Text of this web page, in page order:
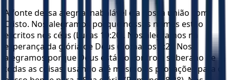
A fonte dessa alegria inabalável é a nossa união com
Cristo. Nos alegramos porque nossos nomes estão
escritos nos céus (Lucas 10:20). Nos alegramos na
esperança da glória de Deus (Romanos 5:2). Nos
alegramos porque Deus está no controle soberano de
todas as coisas, usando até mesmo as provações para o